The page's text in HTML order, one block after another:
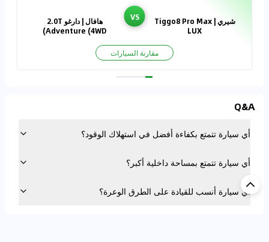
شيري | Tiggo8 Pro Max
LUX
VS
هافال | دارغو 2.0T
Adventure (4WD)
مقارنة السيارات
Q&A
أي سيارة تتمتع بكفاءة أفضل في استهلاك الوقود؟
أي سيارة تتمتع بمساحة داخلية أكبر؟
أي سيارة أنسب للقيادة على الطرق الوعرة؟